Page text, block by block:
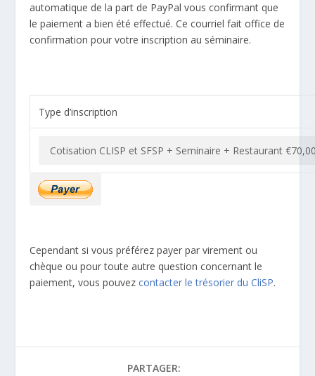
automatique de la part de PayPal vous confirmant que
le paiement a bien été effectué. Ce courriel fait office de
confirmation pour votre inscription au séminaire.
Type d’inscription
Cependant si vous préférez payer par virement ou
chèque ou pour toute autre question concernant le
paiement, vous pouvezcontacter le trésorier du CliSP.
PARTAGER: